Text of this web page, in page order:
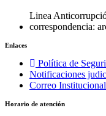
Linea
correspondencia:
Enlaces
Política de
Notificaciones
Correo Institucional
Horario de atención